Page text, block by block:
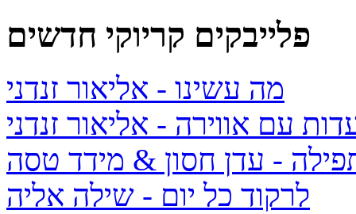
פלייבקים קריוקי חדשים
מה עשינו - אליאור זנדני
עם אווירה - אליאור זנדני
- עדן חסון & מידד טסה
לרקוד כל יום - שילה אליה